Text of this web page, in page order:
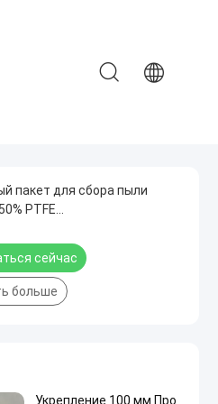
пакет для сбора пыли
PTFE
сборщика пыли
сейчас
больше
Укрепление 100 мм Про